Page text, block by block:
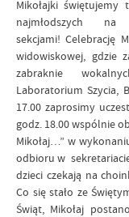
Mikołajki świętujemy
najmłodszych
sekcjami! Celebrację
widowiskowej, gdzie
zabraknie
Laboratorium Szycia,
17.00 zaprosimy
godz. 18.00 wspólnie
Mikołaj…” w
odbioru w
dzieci czekają na
Co się stało ze
Świąt, Mikołaj